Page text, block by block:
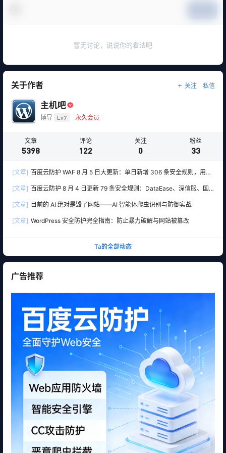
暂无讨论，说说你的看法吧
关于作者 关注 私信
主机吧
博导 Lv7 永久会员
文章
5398
评论
122
关注
0
粉丝
33
[文章] 百度云防护 WAF 8 月 5 日大更新：单日新增 306 条安全规则，用友
[文章] 百度云防护 8 月 4 日更新 79 条安全规则：DataEase、深信服、国
[文章] 目前的 AI 绝对是毁了网站——AI 智能体爬虫识别与防御实战
[文章] WordPress 安全防护完全指南：防止暴力破解与网站被篡改
Ta的全部动态
广告推荐